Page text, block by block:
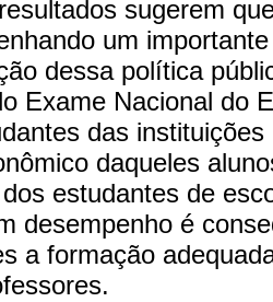
sugerem
um
dessa política
Exame Nacional do
das
daqueles
estudantes de
desempenho é
a formação